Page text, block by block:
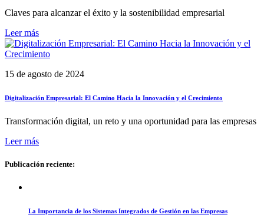
Claves para alcanzar el éxito y la sostenibilidad empresarial
Leer más
15 de agosto de 2024
Digitalización Empresarial: El Camino Hacia la Innovación y el Crecimiento
Transformación digital, un reto y una oportunidad para las empresas
Leer más
Publicación reciente:
La Importancia de los Sistemas Integrados de Gestión en las Empresas